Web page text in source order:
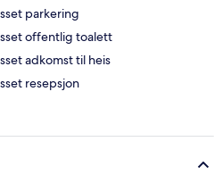
parkering
offentlig toalett
adkomst til heis
resepsjon